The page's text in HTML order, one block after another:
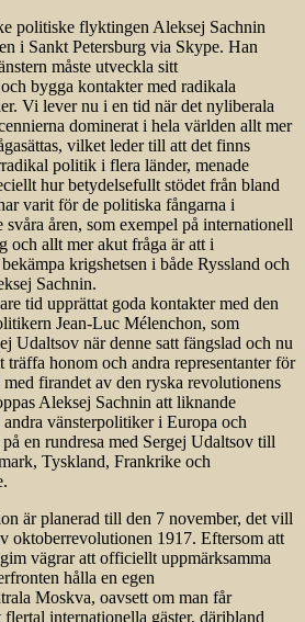
politiske flyktingen Aleksej Sachnin
i Sankt Petersburg via Skype. Han
måste utveckla sitt
bygga kontakter med radikala
Vi lever nu i en tid när det nyliberala
dominerat i hela världen allt mer
vilket leder till att det finns
politik i flera länder, menade
hur betydelsefullt stödet från bland
varit för de politiska fångarna i
svåra åren, som exempel på internationell
och allt mer akut fråga är att i
krigshetsen i både Ryssland och
Sachnin.
tid upprättat goda kontakter med den
Jean-Luc Mélenchon, som
Udaltsov när denne satt fängslad och nu
honom och andra representanter för
firandet av den ryska revolutionens
Aleksej Sachnin att liknande
vänsterpolitiker i Europa och
en rundresa med Sergej Udaltsov till
Tyskland, Frankrike och
är planerad till den 7 november, det vill
oktoberrevolutionen 1917. Eftersom att
vägrar att officiellt uppmärksamma
hålla en egen
Moskva, oavsett om man får
internationella gäster, däribland